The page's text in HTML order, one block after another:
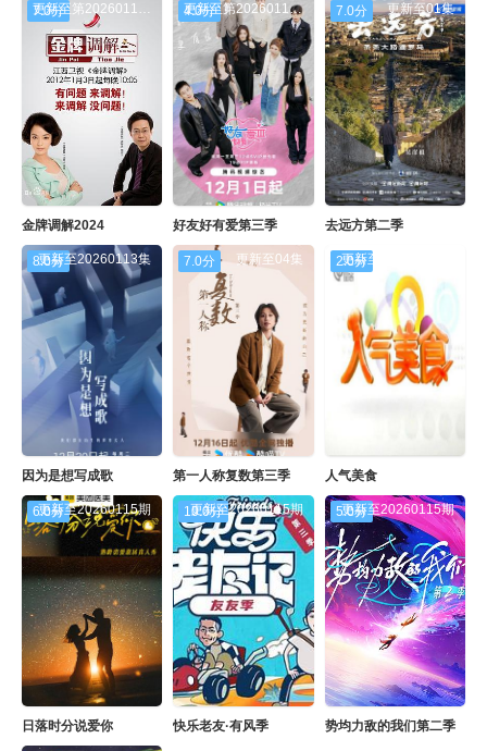
7.0分 更新至第20260114期
金牌调解2024
4.0分 更新至第20260115期
好友好有爱第三季
7.0分 更新至01集
去远方第二季
8.0分
更新至20260113集
因为是想写成歌
7.0分 更新至04集
第一人称复数第三季
2.0分
更新至20260114期
人气美食
6.0分
更新至20260115期
日落时分说爱你
10.0分
更新至20260115期
快乐老友·有风季
5.0分
更新至20260115期
势均力敌的我们第二季